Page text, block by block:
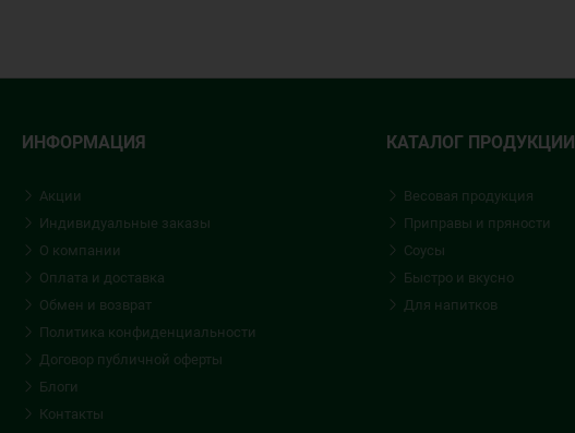
ИНФОРМАЦИЯ
Акции
Индивидуальные заказы
О компании
Оплата и доставка
Обмен и возврат
Политика конфиденциальности
Договор публичной оферты
Блоги
Контакты
КАТАЛОГ ПРОДУКЦИИ
Весовая продукция
Приправы и пряности
Соусы
Быстро и вкусно
Для напитков